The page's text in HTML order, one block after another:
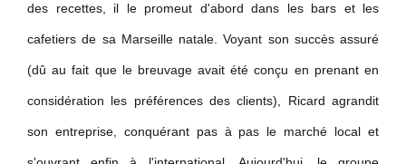
des recettes, il le promeut d'abord dans les bars et les
cafetiers de sa Marseille natale. Voyant son succès assuré
(dû au fait que le breuvage avait été conçu en prenant en
considération les préférences des clients), Ricard agrandit
son entreprise, conquérant pas à pas le marché local et